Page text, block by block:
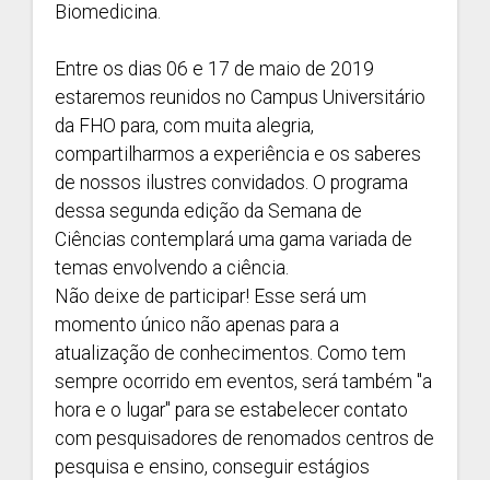
Biomedicina.
Entre os dias 06 e 17 de maio de 2019
estaremos reunidos no Campus Universitário
da FHO para, com muita alegria,
compartilharmos a experiência e os saberes
de nossos ilustres convidados. O programa
dessa segunda edição da Semana de
Ciências contemplará uma gama variada de
temas envolvendo a ciência.
Não deixe de participar! Esse será um
momento único não apenas para a
atualização de conhecimentos. Como tem
sempre ocorrido em eventos, será também "a
hora e o lugar" para se estabelecer contato
com pesquisadores de renomados centros de
pesquisa e ensino, conseguir estágios